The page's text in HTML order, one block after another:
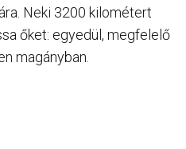
Neki 3200 kilométert
őket: egyedül, megfelelő
magányban.